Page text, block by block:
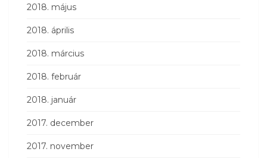
2018. május
2018. április
2018. március
2018. február
2018. január
2017. december
2017. november